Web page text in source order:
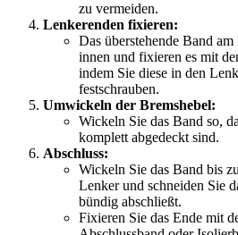
zu vermeiden.
Lenkerenden fixieren:
Das überstehende Band
innen und fixieren es mit
indem Sie diese in den
festschrauben.
Umwickeln der Bremshebel:
Wickeln Sie das Band so,
komplett abgedeckt sind.
Abschluss:
Wickeln Sie das Band bis
Lenker und schneiden Sie
bündig abschließt.
Fixieren Sie das Ende mit